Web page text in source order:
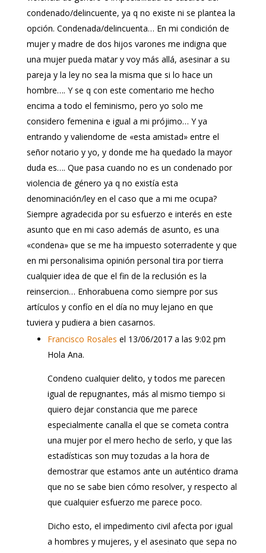
condenado/delincuente, ya q no existe ni se plantea la
opción. Condenada/delincuenta… En mi condición de
mujer y madre de dos hijos varones me indigna que
una mujer pueda matar y voy más allá, asesinar a su
pareja y la ley no sea la misma que si lo hace un
hombre…. Y se q con este comentario me hecho
encima a todo el feminismo, pero yo solo me
considero femenina e igual a mi prójimo… Y ya
entrando y valiendome de «esta amistad» entre el
señor notario y yo, y donde me ha quedado la mayor
duda es…. Que pasa cuando no es un condenado por
violencia de género ya q no existía esta
denominación/ley en el caso que a mi me ocupa?
Siempre agradecida por su esfuerzo e interés en este
asunto que en mi caso además de asunto, es una
«condena» que se me ha impuesto soterradente y que
en mi personalisima opinión personal tira por tierra
cualquier idea de que el fin de la reclusión es la
reinsercion… Enhorabuena como siempre por sus
artículos y confío en el día no muy lejano en que
tuviera y pudiera a bien casarnos.
Francisco Rosales el 13/06/2017 a las 9:02 pm
Hola Ana.
Condeno cualquier delito, y todos me parecen
igual de repugnantes, más al mismo tiempo si
quiero dejar constancia que me parece
especialmente canalla el que se cometa contra
una mujer por el mero hecho de serlo, y que las
estadísticas son muy tozudas a la hora de
demostrar que estamos ante un auténtico drama
que no se sabe bien cómo resolver, y respecto al
que cualquier esfuerzo me parece poco.
Dicho esto, el impedimento civil afecta por igual
a hombres y mujeres, y el asesinato que sepa no